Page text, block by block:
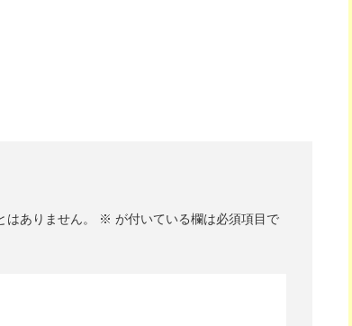
ありません。 ※ が付いている欄は必須項目で